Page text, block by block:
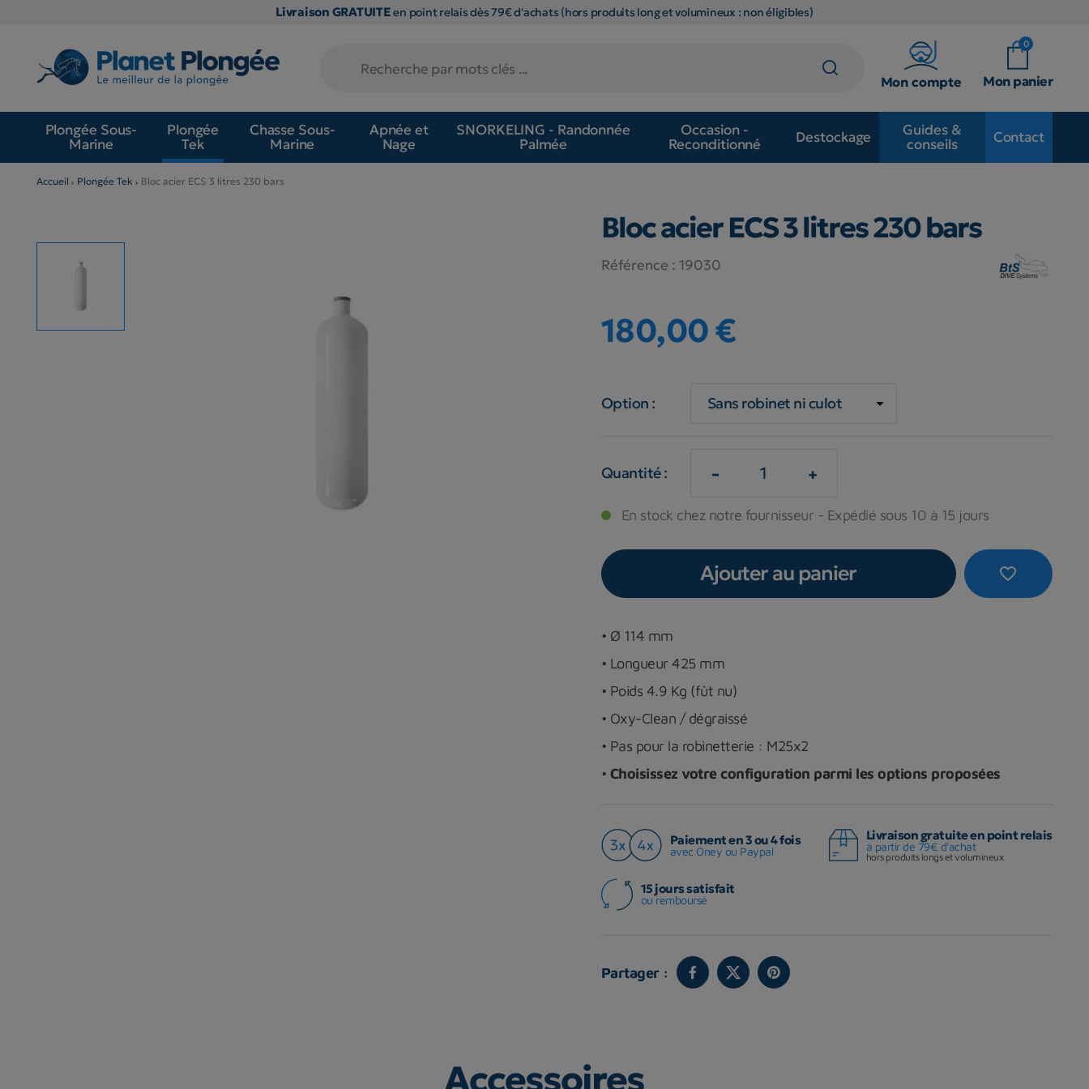
Livraison GRATUITEen point relais dès 79€ d'achats (hors produits long et volumineux : non éligibles)
Mon compte
0
Mon panier
Plongée Sous-
Marine
Plongée
Tek
Chasse Sous-
Marine
Apnée et
Nage
SNORKELING - Randonnée
Palmée
Occasion -
Reconditionné
Destockage
Guides &
conseils
Contact
Accueil Plongée Tek Bloc acier ECS 3 litres 230 bars
Bloc acier ECS 3 litres 230 bars
Référence : 19030
180,00 €
Option :
Quantité : - +
En stock chez notre fournisseur - Expédié sous 10 à 15 jours
favorite_border
Ajouter au panier
• Ø 114 mm
• Longueur 425 mm
• Poids 4.9 Kg (fût nu)
• Oxy-Clean / dégraissé
• Pas pour la robinetterie : M25x2
• Choisissez votre configuration parmi les options proposées
Paiement en 3 ou 4 fois
avec Oney ou Paypal
Livraison gratuite en point relais
à partir de 79€ d'achat
hors produits longs et volumineux
15 jours satisfait
ou remboursé
Partager :
Accessoires